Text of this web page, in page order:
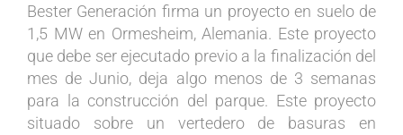
Bester Generación firma un proyecto en suelo de
1,5 MW en Ormesheim, Alemania. Este proyecto
que debe ser ejecutado previo a la finalización del
mes de Junio, deja algo menos de 3 semanas
para la construcción del parque. Este proyecto
situado sobre un vertedero de basuras en